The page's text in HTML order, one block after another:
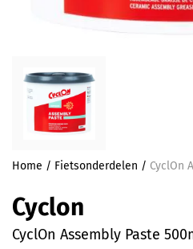
Home / Fietsonderdelen / CyclOn
Cyclon
CyclOn Assembly Paste